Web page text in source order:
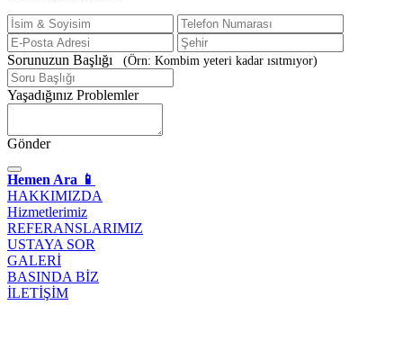
Sorunuzun Başlığı (Örn: Kombim yeteri kadar ısıtmıyor)
Yaşadığınız Problemler
Gönder
Hemen Ara 📱
HAKKIMIZDA
Hizmetlerimiz
REFERANSLARIMIZ
USTAYA SOR
GALERİ
BASINDA BİZ
İLETİŞİM